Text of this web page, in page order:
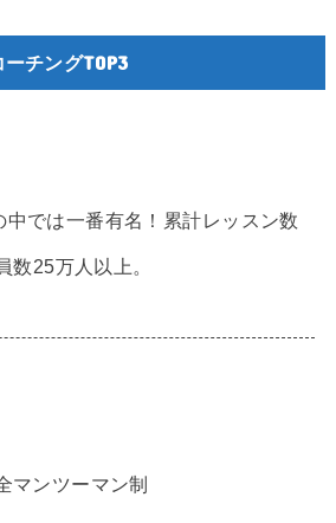
チングTOP3
中では一番有名！累計レッスン数
数25万人以上。
マンツーマン制